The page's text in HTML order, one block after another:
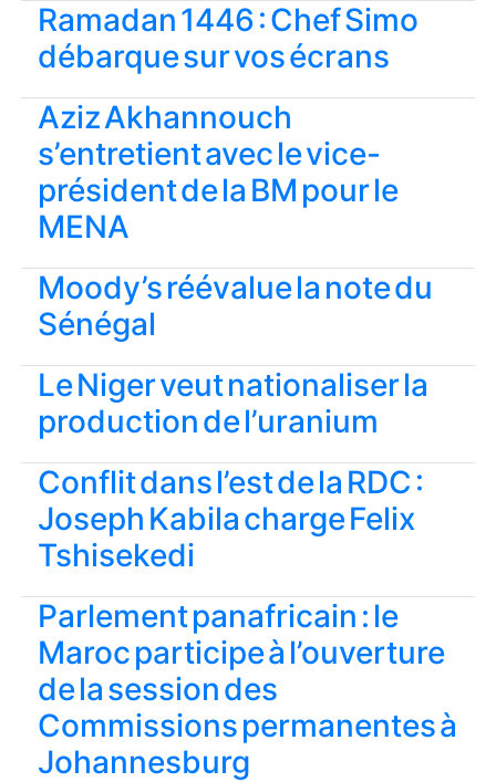
Ramadan 1446 : Chef Simo
débarque sur vos écrans
Aziz Akhannouch
s’entretient avec le vice-
président de la BM pour le
MENA
Moody’s réévalue la note du
Sénégal
Le Niger veut nationaliser la
production de l’uranium
Conflit dans l’est de la RDC :
Joseph Kabila charge Felix
Tshisekedi
Parlement panafricain : le
Maroc participe à l’ouverture
de la session des
Commissions permanentes à
Johannesburg